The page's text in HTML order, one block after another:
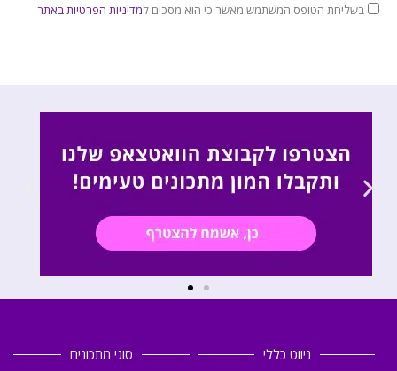
בשליחת הטופס המשתמש מאשר כי הוא מסכים למדיניות הפרטיות באתר
ניווט כללי סוגי מתכונים